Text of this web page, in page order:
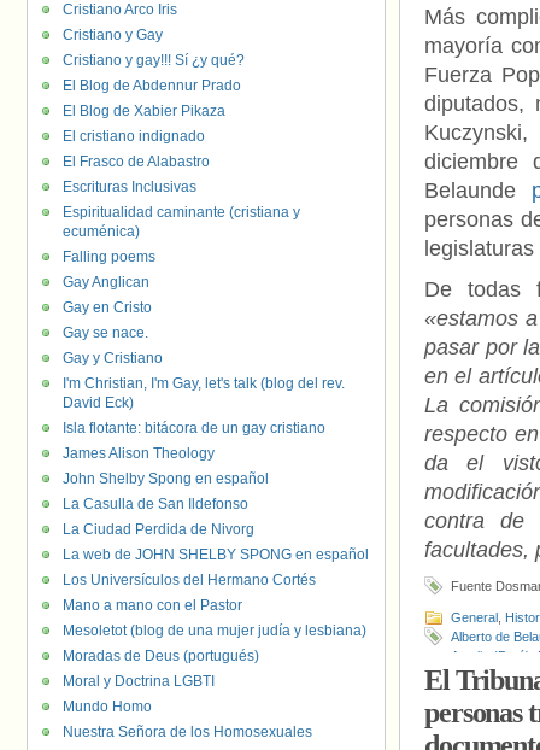
Más
mayoría
Fuerza
diputados,
diciembre
Belaunde
personas
De todas
«estamos
pasar por
en el
La
respecto
da el
contra de
facultades,
Fuente
General
Alberto de
Amplio (Perú)
Pablo
El
personas
Cristiano Arco Iris
Cristiano y Gay
Cristiano y gay!!! Sí ¿y qué?
El Blog de Abdennur Prado
El Blog de Xabier Pikaza
El cristiano indignado
El Frasco de Alabastro
Escrituras Inclusivas
Espiritualidad caminante (cristiana y
ecuménica)
Falling poems
Gay Anglican
Gay en Cristo
Gay se nace.
Gay y Cristiano
I'm Christian, I'm Gay, let's talk (blog del rev.
David Eck)
Isla flotante: bitácora de un gay cristiano
James Alison Theology
John Shelby Spong en español
La Casulla de San Ildefonso
La Ciudad Perdida de Nivorg
La web de JOHN SHELBY SPONG en español
Los Universículos del Hermano Cortés
Mano a mano con el Pastor
Mesoletot (blog de una mujer judía y lesbiana)
Moradas de Deus (portugués)
Moral y Doctrina LGBTI
Mundo Homo
Nuestra Señora de los Homosexuales